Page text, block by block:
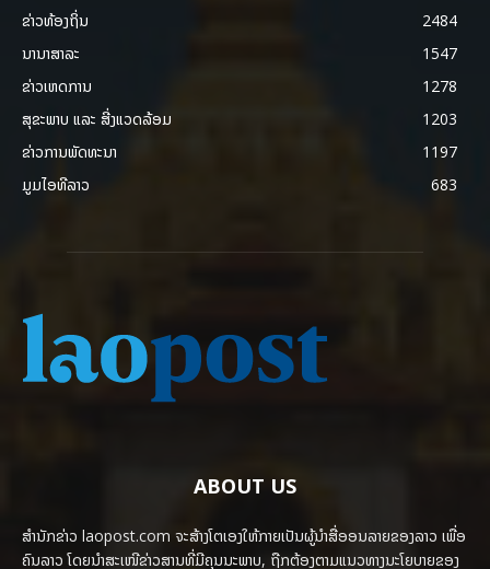
ຂ່າວທ້ອງຖິ່ນ
2484
ນານາສາລະ
1547
ຂ່າວເຫດການ
1278
ສຸຂະພາບ ແລະ ສີ່ງແວດລ້ອມ
1203
ຂ່າວການພັດທະນາ
1197
ມູມໄອທີລາວ
683
ABOUT US
ສຳນັກຂ່າວ laopost.com ຈະສ້າງໂຕເອງໃຫ້ກາຍເປັນຜູ້ນຳສື່ອອນລາຍຂອງລາວ ເພື່ອ
ຄົນລາວ ໂດຍນຳສະເໜີຂ່າວສານທີ່ມີຄຸນນະພາບ, ຖືກຕ້ອງຕາມແນວທາງນະໂຍບາຍຂອງ